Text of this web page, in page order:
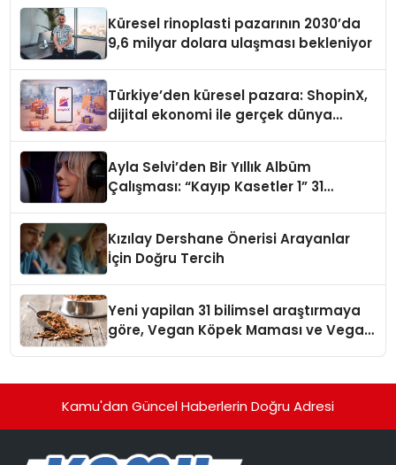
Küresel rinoplasti pazarının 2030’da
9,6 milyar dolara ulaşması bekleniyor
Türkiye’den küresel pazara: ShopinX,
dijital ekonomi ile gerçek dünya
Ayla Selvi’den Bir Yıllık Albüm
Çalışması: “Kayıp Kasetler 1” 31
Kızılay Dershane Önerisi Arayanlar
İçin Doğru Tercih
Yeni yapilan 31 bilimsel araştırmaya
göre, Vegan Köpek Maması ve Vegan
Kamu'dan Güncel Haberlerin Doğru Adresi